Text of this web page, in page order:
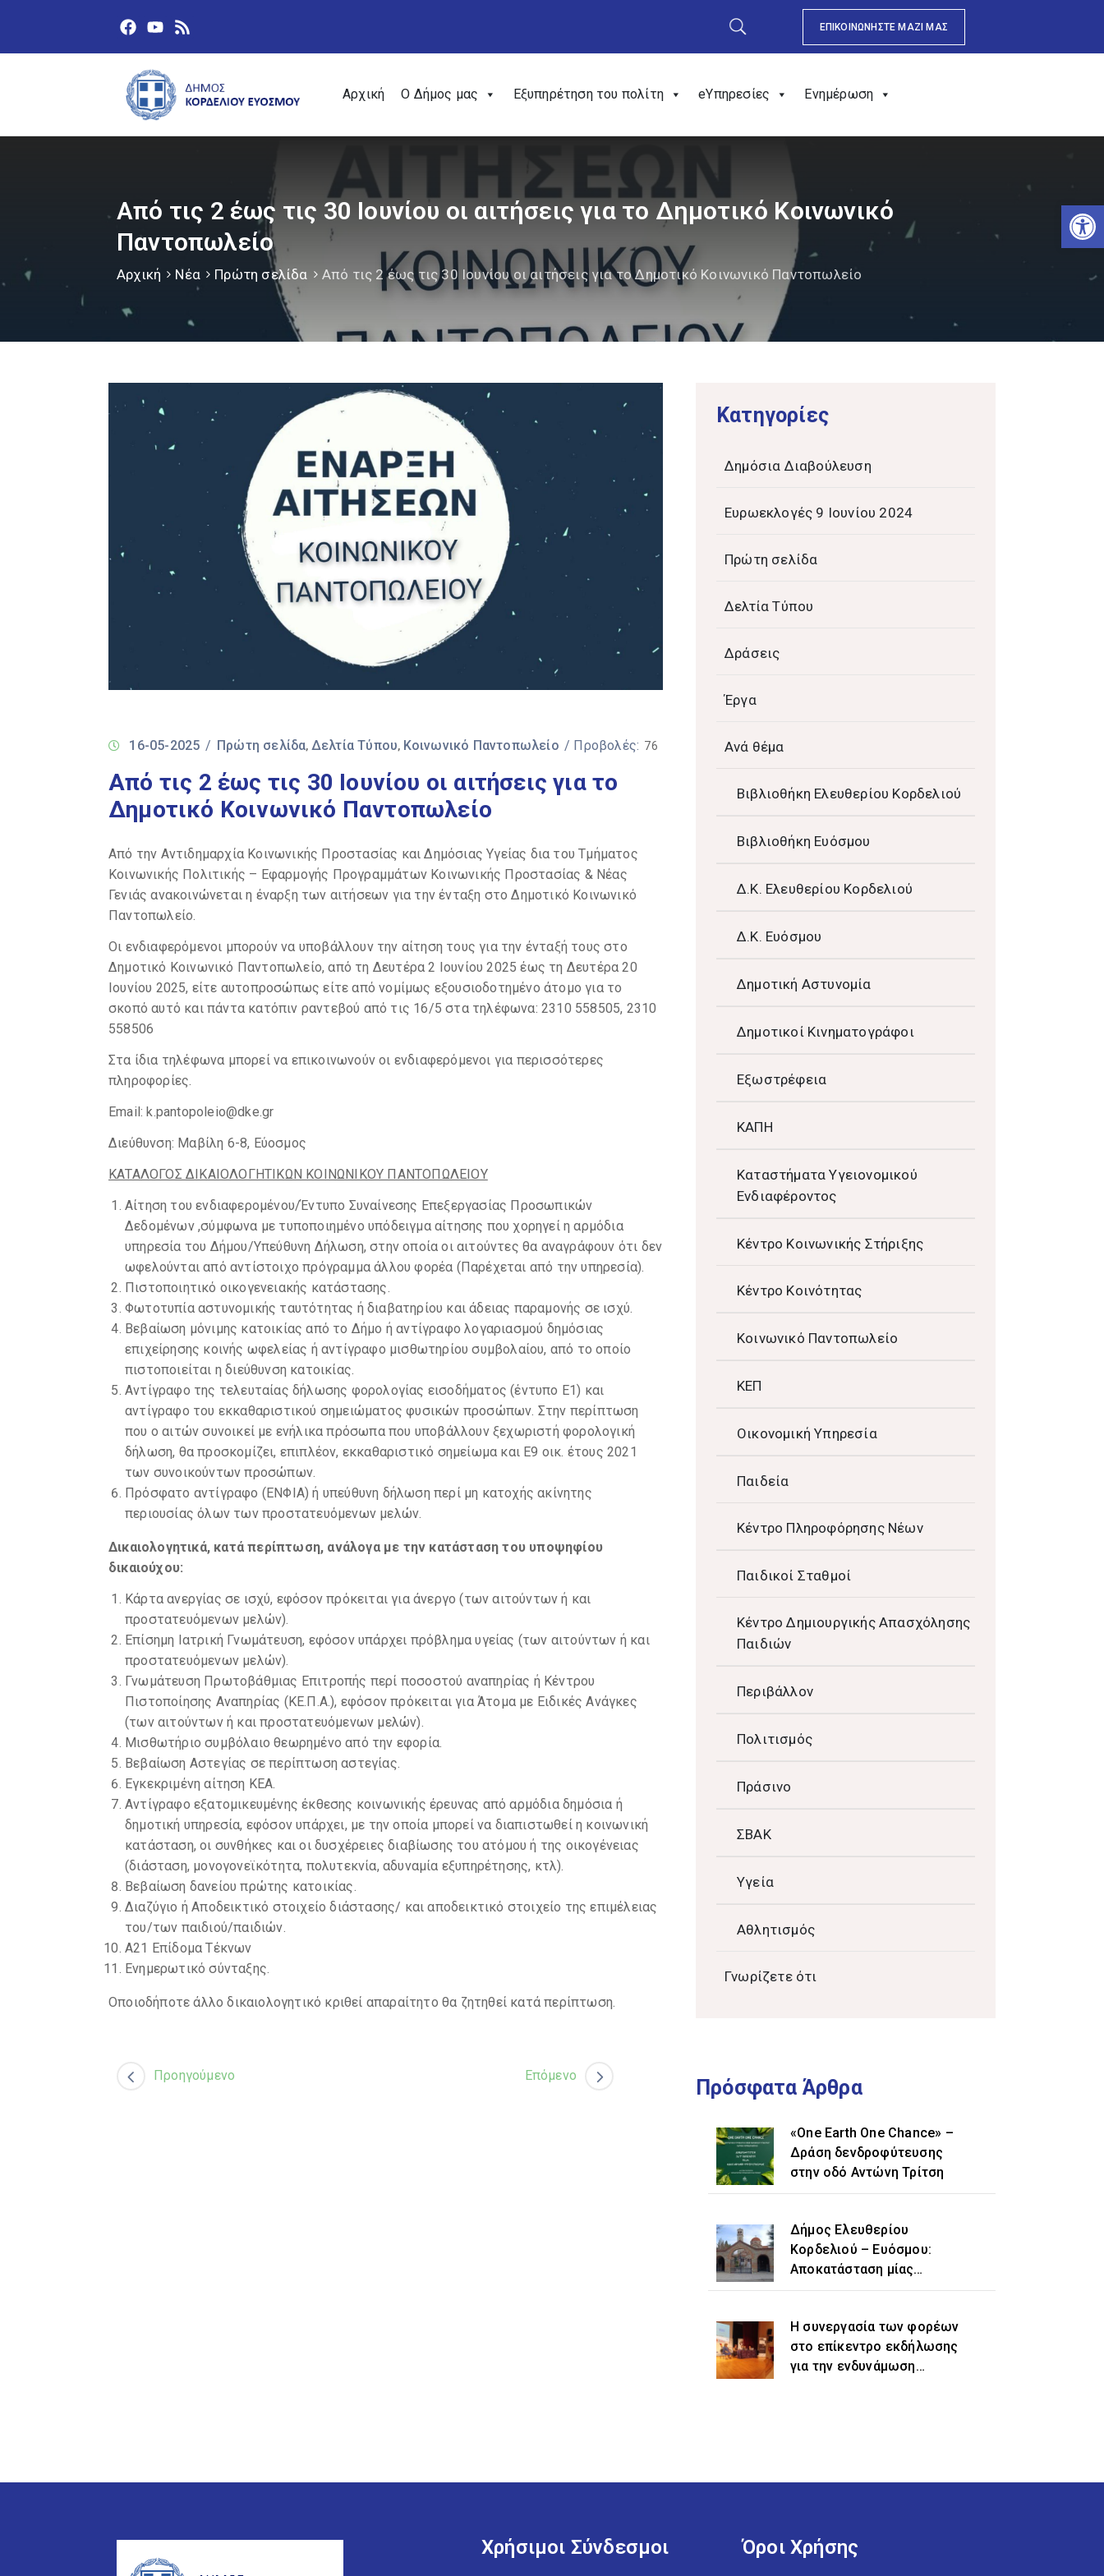
ΕΠΙΚΟΙΝΩΝΗΣΤΕ ΜΑΖΙ ΜΑΣ
Αρχική Ο Δήμος μας Εξυπηρέτηση του πολίτη eΥπηρεσίες Ενημέρωση
Από τις 2 έως τις 30 Ιουνίου οι αιτήσεις για το Δημοτικό Κοινωνικό
Παντοπωλείο
Αρχική Νέα Πρώτη σελίδα Από τις 2 έως τις 30 Ιουνίου οι αιτήσεις για το Δημοτικό Κοινωνικό Παντοπωλείο
16-05-2025 / Πρώτη σελίδα‚ Δελτία Τύπου‚ Κοινωνικό Παντοπωλείο / Προβολές: 76
Από τις 2 έως τις 30 Ιουνίου οι αιτήσεις για το
Δημοτικό Κοινωνικό Παντοπωλείο
Από την Αντιδημαρχία Κοινωνικής Προστασίας και Δημόσιας Υγείας δια του Τμήματος
Κοινωνικής Πολιτικής – Εφαρμογής Προγραμμάτων Κοινωνικής Προστασίας & Νέας
Γενιάς ανακοινώνεται η έναρξη των αιτήσεων για την ένταξη στο Δημοτικό Κοινωνικό
Παντοπωλείο.
Οι ενδιαφερόμενοι μπορούν να υποβάλλουν την αίτηση τους για την ένταξή τους στο
Δημοτικό Κοινωνικό Παντοπωλείο, από τη Δευτέρα 2 Ιουνίου 2025 έως τη Δευτέρα 20
Ιουνίου 2025, είτε αυτοπροσώπως είτε από νομίμως εξουσιοδοτημένο άτομο για το
σκοπό αυτό και πάντα κατόπιν ραντεβού από τις 16/5 στα τηλέφωνα: 2310 558505, 2310
558506
Στα ίδια τηλέφωνα μπορεί να επικοινωνούν οι ενδιαφερόμενοι για περισσότερες
πληροφορίες.
Email: k.pantopoleio@dke.gr
Διεύθυνση: Μαβίλη 6-8, Εύοσμος
ΚΑΤΑΛΟΓΟΣ ΔΙΚΑΙΟΛΟΓΗΤΙΚΩΝ ΚΟΙΝΩΝΙΚΟΥ ΠΑΝΤΟΠΩΛΕΙΟΥ
Αίτηση του ενδιαφερομένου/Έντυπο Συναίνεσης Επεξεργασίας Προσωπικών
Δεδομένων ,σύμφωνα με τυποποιημένο υπόδειγμα αίτησης που χορηγεί η αρμόδια
υπηρεσία του Δήμου/Υπεύθυνη Δήλωση, στην οποία οι αιτούντες θα αναγράφουν ότι δεν
ωφελούνται από αντίστοιχο πρόγραμμα άλλου φορέα (Παρέχεται από την υπηρεσία).
Πιστοποιητικό οικογενειακής κατάστασης.
Φωτοτυπία αστυνομικής ταυτότητας ή διαβατηρίου και άδειας παραμονής σε ισχύ.
Βεβαίωση μόνιμης κατοικίας από το Δήμο ή αντίγραφο λογαριασμού δημόσιας
επιχείρησης κοινής ωφελείας ή αντίγραφο μισθωτηρίου συμβολαίου, από το οποίο
πιστοποιείται η διεύθυνση κατοικίας.
Αντίγραφο της τελευταίας δήλωσης φορολογίας εισοδήματος (έντυπο Ε1) και
αντίγραφο του εκκαθαριστικού σημειώματος φυσικών προσώπων. Στην περίπτωση
που ο αιτών συνοικεί με ενήλικα πρόσωπα που υποβάλλουν ξεχωριστή φορολογική
δήλωση, θα προσκομίζει, επιπλέον, εκκαθαριστικό σημείωμα και Ε9 οικ. έτους 2021
των συνοικούντων προσώπων.
Πρόσφατο αντίγραφο (ΕΝΦΙΑ) ή υπεύθυνη δήλωση περί μη κατοχής ακίνητης
περιουσίας όλων των προστατευόμενων μελών.
Δικαιολογητικά, κατά περίπτωση, ανάλογα με την κατάσταση του υποψηφίου
δικαιούχου:
Κάρτα ανεργίας σε ισχύ, εφόσον πρόκειται για άνεργο (των αιτούντων ή και
προστατευόμενων μελών).
Επίσημη Ιατρική Γνωμάτευση, εφόσον υπάρχει πρόβλημα υγείας (των αιτούντων ή και
προστατευόμενων μελών).
Γνωμάτευση Πρωτοβάθμιας Επιτροπής περί ποσοστού αναπηρίας ή Κέντρου
Πιστοποίησης Αναπηρίας (ΚΕ.Π.Α.), εφόσον πρόκειται για Άτομα με Ειδικές Ανάγκες
(των αιτούντων ή και προστατευόμενων μελών).
Μισθωτήριο συμβόλαιο θεωρημένο από την εφορία.
Βεβαίωση Αστεγίας σε περίπτωση αστεγίας.
Εγκεκριμένη αίτηση ΚΕΑ.
Αντίγραφο εξατομικευμένης έκθεσης κοινωνικής έρευνας από αρμόδια δημόσια ή
δημοτική υπηρεσία, εφόσον υπάρχει, με την οποία μπορεί να διαπιστωθεί η κοινωνική
κατάσταση, οι συνθήκες και οι δυσχέρειες διαβίωσης του ατόμου ή της οικογένειας
(διάσταση, μονογονεϊκότητα, πολυτεκνία, αδυναμία εξυπηρέτησης, κτλ).
Βεβαίωση δανείου πρώτης κατοικίας.
Διαζύγιο ή Αποδεικτικό στοιχείο διάστασης/ και αποδεικτικό στοιχείο της επιμέλειας
του/των παιδιού/παιδιών.
Α21 Επίδομα Τέκνων
Ενημερωτικό σύνταξης.
Οποιοδήποτε άλλο δικαιολογητικό κριθεί απαραίτητο θα ζητηθεί κατά περίπτωση.
Προηγούμενο Επόμενο
Kατηγορίες
Δημόσια Διαβούλευση
Ευρωεκλογές 9 Ιουνίου 2024
Πρώτη σελίδα
Δελτία Τύπου
Δράσεις
Έργα
Ανά θέμα
Βιβλιοθήκη Ελευθερίου Κορδελιού
Βιβλιοθήκη Ευόσμου
Δ.Κ. Ελευθερίου Κορδελιού
Δ.Κ. Ευόσμου
Δημοτική Αστυνομία
Δημοτικοί Κινηματογράφοι
Εξωστρέφεια
ΚΑΠΗ
Καταστήματα Υγειονομικού
Ενδιαφέροντος
Κέντρο Κοινωνικής Στήριξης
Κέντρο Κοινότητας
Κοινωνικό Παντοπωλείο
ΚΕΠ
Οικονομική Υπηρεσία
Παιδεία
Κέντρο Πληροφόρησης Νέων
Παιδικοί Σταθμοί
Κέντρο Δημιουργικής Απασχόλησης
Παιδιών
Περιβάλλον
Πολιτισμός
Πράσινο
ΣΒΑΚ
Υγεία
Αθλητισμός
Γνωρίζετε ότι
Πρόσφατα Άρθρα
«One Earth One Chance» –
Δράση δενδροφύτευσης
στην οδό Αντώνη Τρίτση
Δήμος Ελευθερίου
Κορδελιού – Ευόσμου:
Αποκατάσταση μίας
ιστορικής αδικίας η
«Ελευθέριο» στην
ονομασία του δήμου
Η συνεργασία των φορέων
στο επίκεντρο εκδήλωσης
για την ενδυνάμωση
Χρήσιμοι Σύνδεσμοι Όροι Χρήσης